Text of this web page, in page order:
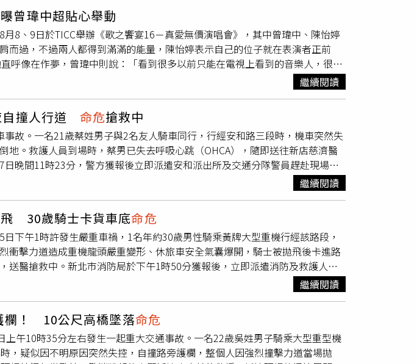
橋後準備右轉進入九如一路，涉嫌未打方向燈便直接轉彎，也未依照右轉號誌
閃避不及而發生碰撞。警方表示，林女行為已涉嫌違反《道路交通管理處罰條
元以下罰鍰，但詳細肇事責任仍須透過現場跡證、監視器畫面及相關鑑定
於駕駛人轉彎習慣與交通安全的關注。交通安全專家提醒，方向燈除了是提醒
低事故風險的基本駕駛習慣。若駕駛人在轉彎前未提早顯示行車意圖，後方車
曾瑋中超貼心舉動
8、9日於TICC舉辦《歌之饗宴16－真愛無價演唱會》，其中曾瑋中、陳怡婷
而過，不過兩人都得到滿滿的能量，陳怡婷表示自己的位子就在表演者正前
呼像在作夢，曾瑋中則說：「看到很多以前只能在電視上看到的音樂人，很想
要搶位子很難搶！」首次入圍的陳怡婷在典禮前向金曲前輩曾瑋中請教走紅毯
天坐車，但穿禮服不能坐得太舒服，瑋中一路幫忙撐著我的腰。」由於當天下
料曾瑋中一下車後看到攝影機就越走越快，她只能小聲提醒走慢一點，曾瑋中
」郭忠祐（左起）、陳怡婷、曾瑋中、李芷婷分享與爸爸的故事。（圖／寶吉
節，陳怡婷的爸爸曾因敗血症命危，幸好現在漸漸恢復，她也說金曲獎摃龜
氣餒，我們全家都以妳為榮。」讓她差點落淚。曾瑋中的爸爸前幾年則檢查出
，並說爸爸平時喜歡組模型，假日還會跟朋友玩空拍機，認為爸爸有自己的興
過世，因此他很久沒有過父親節，但他不覺得感傷，會全力陪伴媽媽，並說雖
望爸爸能聽到他每一場演出。李芷婷的爸爸先前確診失智症，還不確定會不會
而李芷婷目前穩交圈外男友，也大方放閃，問及是否在意酸民留言？她表示：
受影響。」
繼續閱讀
自撞人行道命危搶救中
故。一名21歲蔡姓男子與2名友人騎車同行，行經安和路三段時，機車突然失
地。救護人員到場時，蔡男已失去呼吸心跳（OHCA），隨即送往新店慈濟醫
晚間11時23分，警方獲報後立即派遣安和派出所及交通分隊警員趕赴現場處
同騎乘機車，行經安和路三段100號前時，不明原因偏離車道，隨後猛烈撞上
下一地車輛碎片。由於撞擊造成蔡男傷勢嚴重，消防救護人員抵達時已無生命
希望搶回一命。警方指出，現場未聞到酒味，但因蔡男傷勢過重，目前無法實
況進一步處理。至於事故發生原因及詳細經過，仍待警方調閱周邊監視器畫面
相關事宜。
繼續閱讀
飛 30歲騎士卡貨車底命危
下午1時許發生嚴重車禍，1名年約30歲男性騎乘黃牌大型重機行經該路段，
衝擊力道造成重機龍頭嚴重變形、休旅車安全氣囊爆開，騎士被拋飛後卡進路
送醫搶救中。新北市消防局於下午1時50分獲報後，立即派遣消防及救護人員
吸心跳，隨即實施CPR心肺復甦術，並將傷者送往安康耕莘醫院急救。警方已
畫面還原事發過程，詳細肇事原因及責任歸屬仍待進一步調查釐清。
繼續閱讀
欄！ 10公尺高橋墜落命危
午10時35分左右發生一起重大交通事故。一名22歲吳姓男子騎乘大型重型機
，疑似因不明原因突然失控，自撞路旁護欄，整個人因強烈撞擊力道當場拋